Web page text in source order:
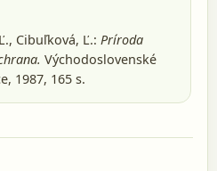
Cibuľková, Ľ.: Príroda
Východoslovenské
1987, 165 s.